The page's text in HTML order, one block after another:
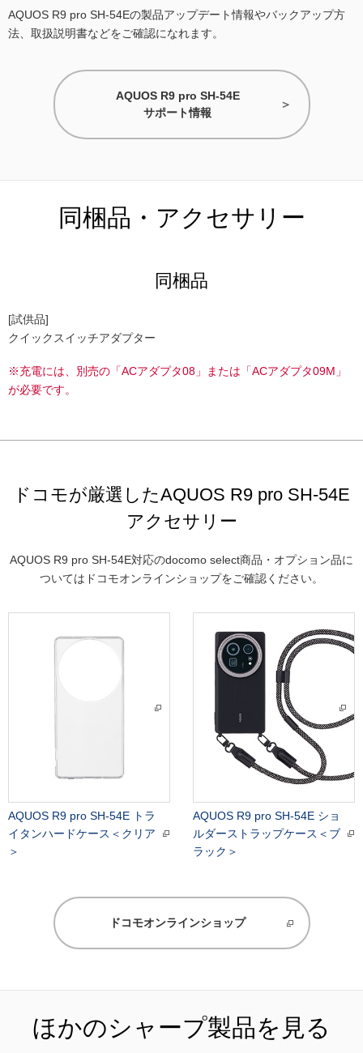
AQUOS R9 pro SH-54Eの製品アップデート情報やバックアップ方
法、取扱説明書などをご確認になれます。
AQUOS R9 pro SH-54E
サポート情報
同梱品・アクセサリー
同梱品
[試供品]
クイックスイッチアダプター
※充電には、別売の「ACアダプタ08」または「ACアダプタ09M」
が必要です。
ドコモが厳選したAQUOS R9 pro SH-54E
アクセサリー
AQUOS R9 pro SH-54E対応のdocomo select商品・オプション品に
ついてはドコモオンラインショップをご確認ください。
AQUOS R9 pro SH-54E トラ
イタンハードケース＜クリア
＞
AQUOS R9 pro SH-54E ショ
ルダーストラップケース＜ブ
ラック＞
ドコモオンラインショップ
ほかのシャープ製品を見る